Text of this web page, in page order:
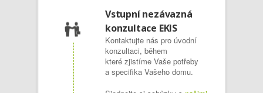
Vstupní nezávazná
konzultace EKIS
Kontaktujte nás pro úvodní
konzultaci, během
které zjistíme Vaše potřeby
a specifika Vašeho domu.